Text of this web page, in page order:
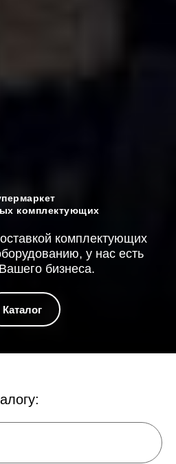
комплектующих
комплектующих
у нас есть
бизнеса.
Каталог